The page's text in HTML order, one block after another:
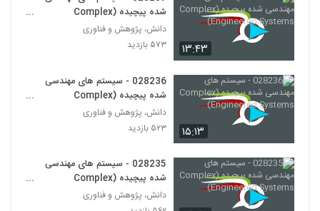
253
(Complex Systems Design)
028265 - سیستم های سازگار پیچیده
(Complex Adaptive Systems)
۶۱۷ بازدید
028266 - سیستم های سازگار پیچیده
۵۷۱ بازدید
256
028267 - سیستم های سازگار پیچیده
(Complex Adaptive Systems)
۱۳:۴۳
شده پیچیده (Complex
Engineered Systems)
دانش، پژوهش و فناوری
۵۷۳ بازدید
۱۵:۱۳
028236 - سیستم های مهندسی
شده پیچیده (Complex
Engineered Systems)
دانش، پژوهش و فناوری
۵۲۳ بازدید
028235 - سیستم های مهندسی
شده پیچیده (Complex
Engineered Systems)
دانش، پژوهش و فناوری